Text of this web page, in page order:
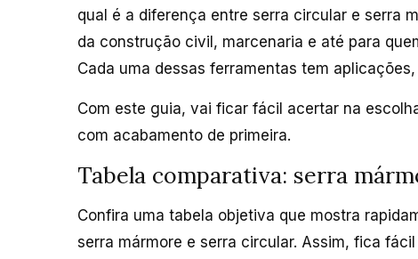
qual é a diferença entre serra circular e serra
da construção civil, marcenaria e até para
Cada uma dessas ferramentas tem
Com este guia, vai ficar fácil acertar na
com acabamento de primeira.
Tabela comparativa: serra
Confira uma tabela objetiva que mostra
serra mármore e serra circular. Assim, fica